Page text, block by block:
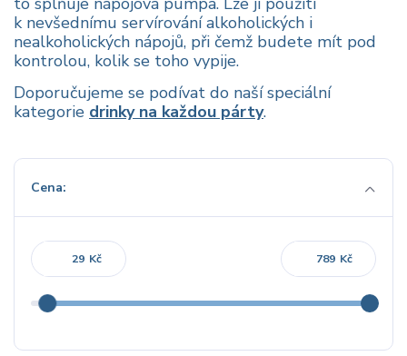
k nevšednímu servírování alkoholických i
nealkoholických nápojů, při čemž budete mít pod
kontrolou, kolik se toho vypije.
Doporučujeme se podívat do naší speciální
kategorie drinky na každou párty.
Cena:
Kč Kč